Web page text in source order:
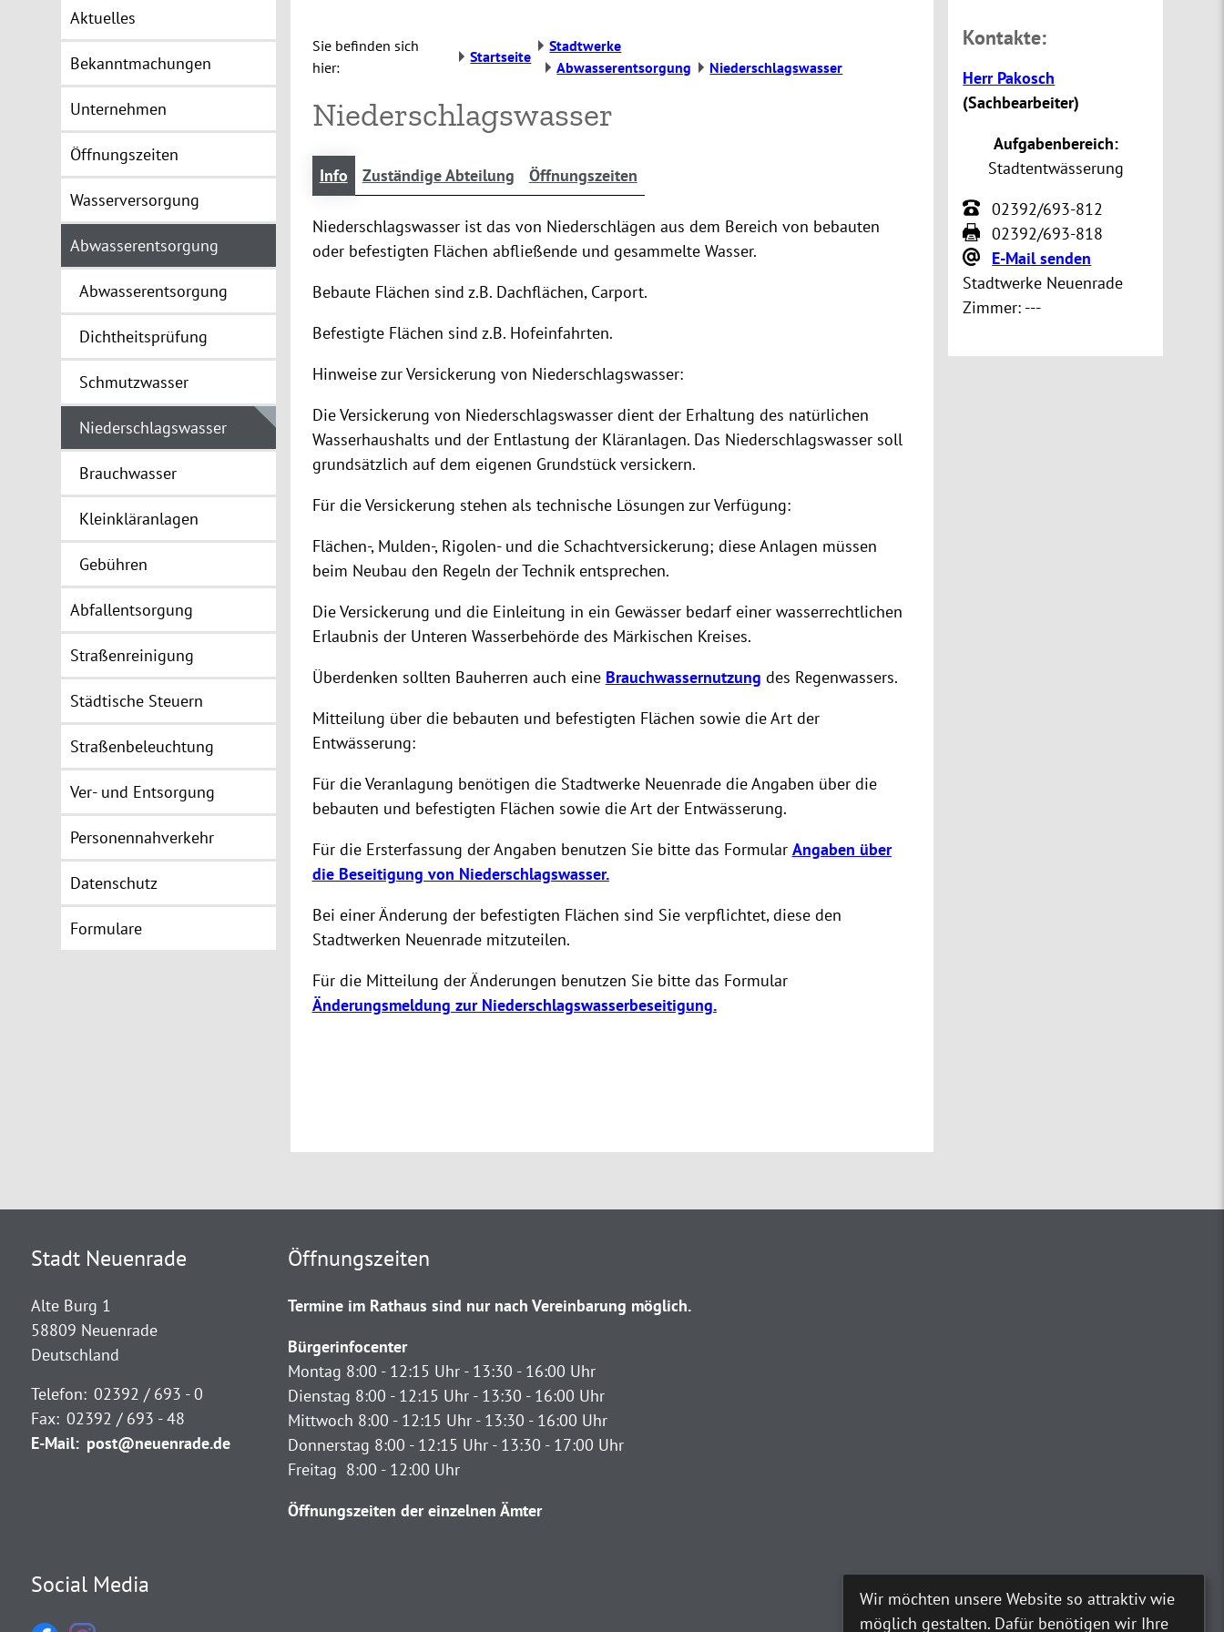
Aktuelles
Bekanntmachungen
Unternehmen
Öffnungszeiten
Wasserversorgung
Abwasserentsorgung
Abwasserentsorgung
Dichtheitsprüfung
Schmutzwasser
Niederschlagswasser
Brauchwasser
Kleinkläranlagen
Gebühren
Abfallentsorgung
Straßenreinigung
Städtische Steuern
Straßenbeleuchtung
Ver- und Entsorgung
Personennahverkehr
Datenschutz
Formulare
Sie befinden sich
hier:
Startseite
Stadtwerke
Abwasserentsorgung
Niederschlagswasser
Niederschlagswasser
Info Zuständige Abteilung Öffnungszeiten
Niederschlagswasser ist das von Niederschlägen aus dem Bereich von bebauten
oder befestigten Flächen abfließende und gesammelte Wasser.
Bebaute Flächen sind z.B. Dachflächen, Carport.
Befestigte Flächen sind z.B. Hofeinfahrten.
Hinweise zur Versickerung von Niederschlagswasser:
Die Versickerung von Niederschlagswasser dient der Erhaltung des natürlichen
Wasserhaushalts und der Entlastung der Kläranlagen. Das Niederschlagswasser soll
grundsätzlich auf dem eigenen Grundstück versickern.
Für die Versickerung stehen als technische Lösungen zur Verfügung:
Flächen-, Mulden-, Rigolen- und die Schachtversickerung; diese Anlagen müssen
beim Neubau den Regeln der Technik entsprechen.
Die Versickerung und die Einleitung in ein Gewässer bedarf einer wasserrechtlichen
Erlaubnis der Unteren Wasserbehörde des Märkischen Kreises.
Überdenken sollten Bauherren auch eine Brauchwassernutzung des Regenwassers.
Mitteilung über die bebauten und befestigten Flächen sowie die Art der
Entwässerung:
Für die Veranlagung benötigen die Stadtwerke Neuenrade die Angaben über die
bebauten und befestigten Flächen sowie die Art der Entwässerung.
Für die Ersterfassung der Angaben benutzen Sie bitte das Formular Angaben über
die Beseitigung von Niederschlagswasser.
Bei einer Änderung der befestigten Flächen sind Sie verpflichtet, diese den
Stadtwerken Neuenrade mitzuteilen.
Für die Mitteilung der Änderungen benutzen Sie bitte das Formular
Änderungsmeldung zur Niederschlagswasserbeseitigung.
Kontakte:
Herr Pakosch
(Sachbearbeiter)
Aufgabenbereich:
Stadtentwässerung
02392/693-812
02392/693-818
E-Mail senden
Stadtwerke Neuenrade
Zimmer: ---
Stadt Neuenrade
Alte Burg 1
58809 Neuenrade
Deutschland
Telefon: 02392 / 693 - 0
Fax: 02392 / 693 - 48
E-Mail: post@neuenrade.de
Öffnungszeiten
Termine im Rathaus sind nur nach Vereinbarung möglich.
Bürgerinfocenter
Montag 8:00 - 12:15 Uhr - 13:30 - 16:00 Uhr
Dienstag 8:00 - 12:15 Uhr - 13:30 - 16:00 Uhr
Mittwoch 8:00 - 12:15 Uhr - 13:30 - 16:00 Uhr
Donnerstag 8:00 - 12:15 Uhr - 13:30 - 17:00 Uhr
Freitag 8:00 - 12:00 Uhr
Öffnungszeiten der einzelnen Ämter
Social Media
Wir möchten unsere Website so attraktiv wie
möglich gestalten. Dafür benötigen wir Ihre